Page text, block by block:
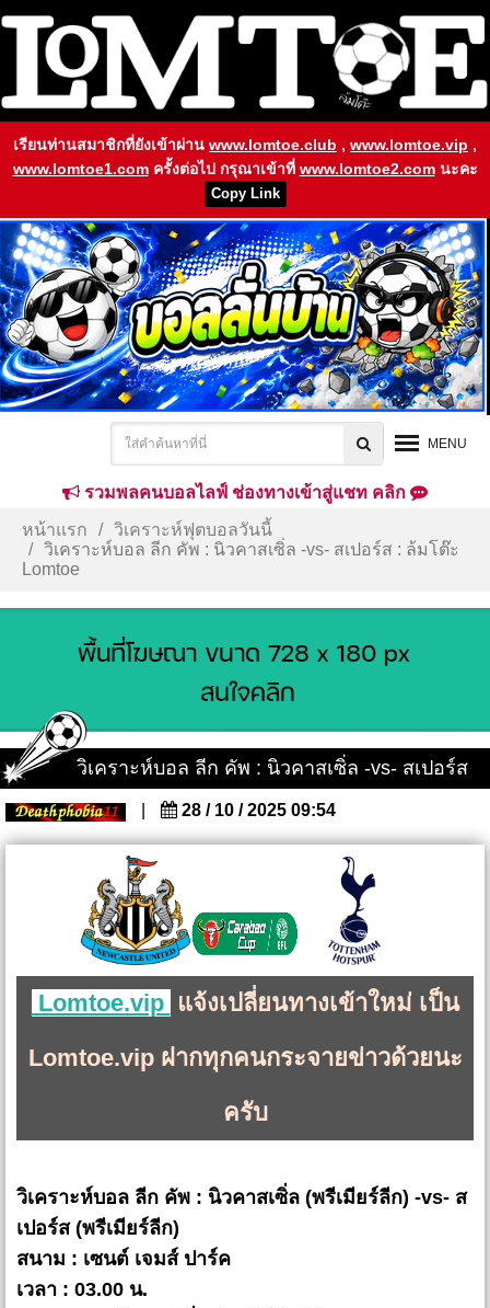
เรียนท่านสมาชิกที่ยังเข้าผ่าน www.lomtoe.club , www.lomtoe.vip ,
www.lomtoe1.com ครั้งต่อไป กรุณาเข้าที่ www.lomtoe2.comนะคะ
Copy Link
MENU
รวมพลคนบอลไลฟ์ ช่องทางเข้าสู่แชท คลิก
หน้าแรก
วิเคราะห์ฟุตบอลวันนี้
วิเคราะห์บอล ลีก คัพ : นิวคาสเซิ่ล -vs- สเปอร์ส : ล้มโต๊ะ
Lomtoe
วิเคราะห์บอล ลีก คัพ : นิวคาสเซิ่ล -vs- สเปอร์ส
28 / 10 / 2025 09:54
Lomtoe.vip แจ้งเปลี่ยนทางเข้าใหม่ เป็น
Lomtoe.vip ฝากทุกคนกระจายข่าวด้วยนะ
ครับ
วิเคราะห์บอล ลีก คัพ : นิวคาสเซิ่ล (พรีเมียร์ลีก) -vs- ส
เปอร์ส (พรีเมียร์ลีก)
สนาม : เซนต์ เจมส์ ปาร์ค
เวลา : 03.00 น.